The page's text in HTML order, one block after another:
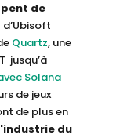
de
Quartz, une
jusqu’à
Solana
de jeux
de plus en
du